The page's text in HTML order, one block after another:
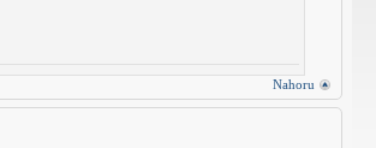
Nahoru